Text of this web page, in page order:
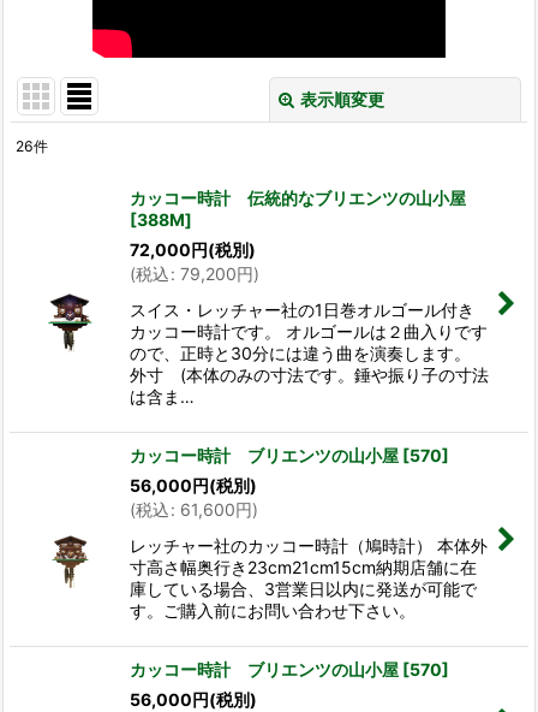
表示順変更
並び順:
絞り込む
26件
カッコー時計 伝統的なブリエンツの山小屋
[388M]
72,000円(税別)
(税込: 79,200円)
スイス・レッチャー社の1日巻オルゴール付き
カッコー時計です。 オルゴールは２曲入りです
ので、正時と30分には違う曲を演奏します。
外寸 (本体のみの寸法です。錘や振り子の寸法
は含ま…
カッコー時計 ブリエンツの山小屋 [570]
56,000円(税別)
(税込: 61,600円)
レッチャー社のカッコー時計（鳩時計） 本体外
寸高さ幅奥行き23cm21cm15cm納期店舗に在
庫している場合、3営業日以内に発送が可能で
す。ご購入前にお問い合わせ下さい。
カッコー時計 ブリエンツの山小屋 [570]
56,000円(税別)